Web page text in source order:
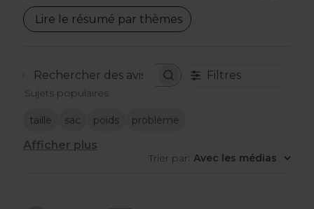
Lire le résumé par thèmes
Rechercher
des
Filtres
Sujets populaires
taille sac poids problème
Afficher plus
Trier par: Avec les médias